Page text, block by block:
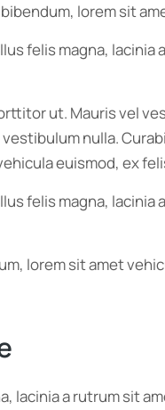
lorem sit
felis magna,
ut. Mauris vel
nulla.
euismod, ex
felis magna,
lorem sit amet
lacinia a rutrum sit